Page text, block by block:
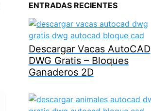
ENTRADAS RECIENTES
Descargar Vacas AutoCAD
DWG Gratis – Bloques
Ganaderos 2D